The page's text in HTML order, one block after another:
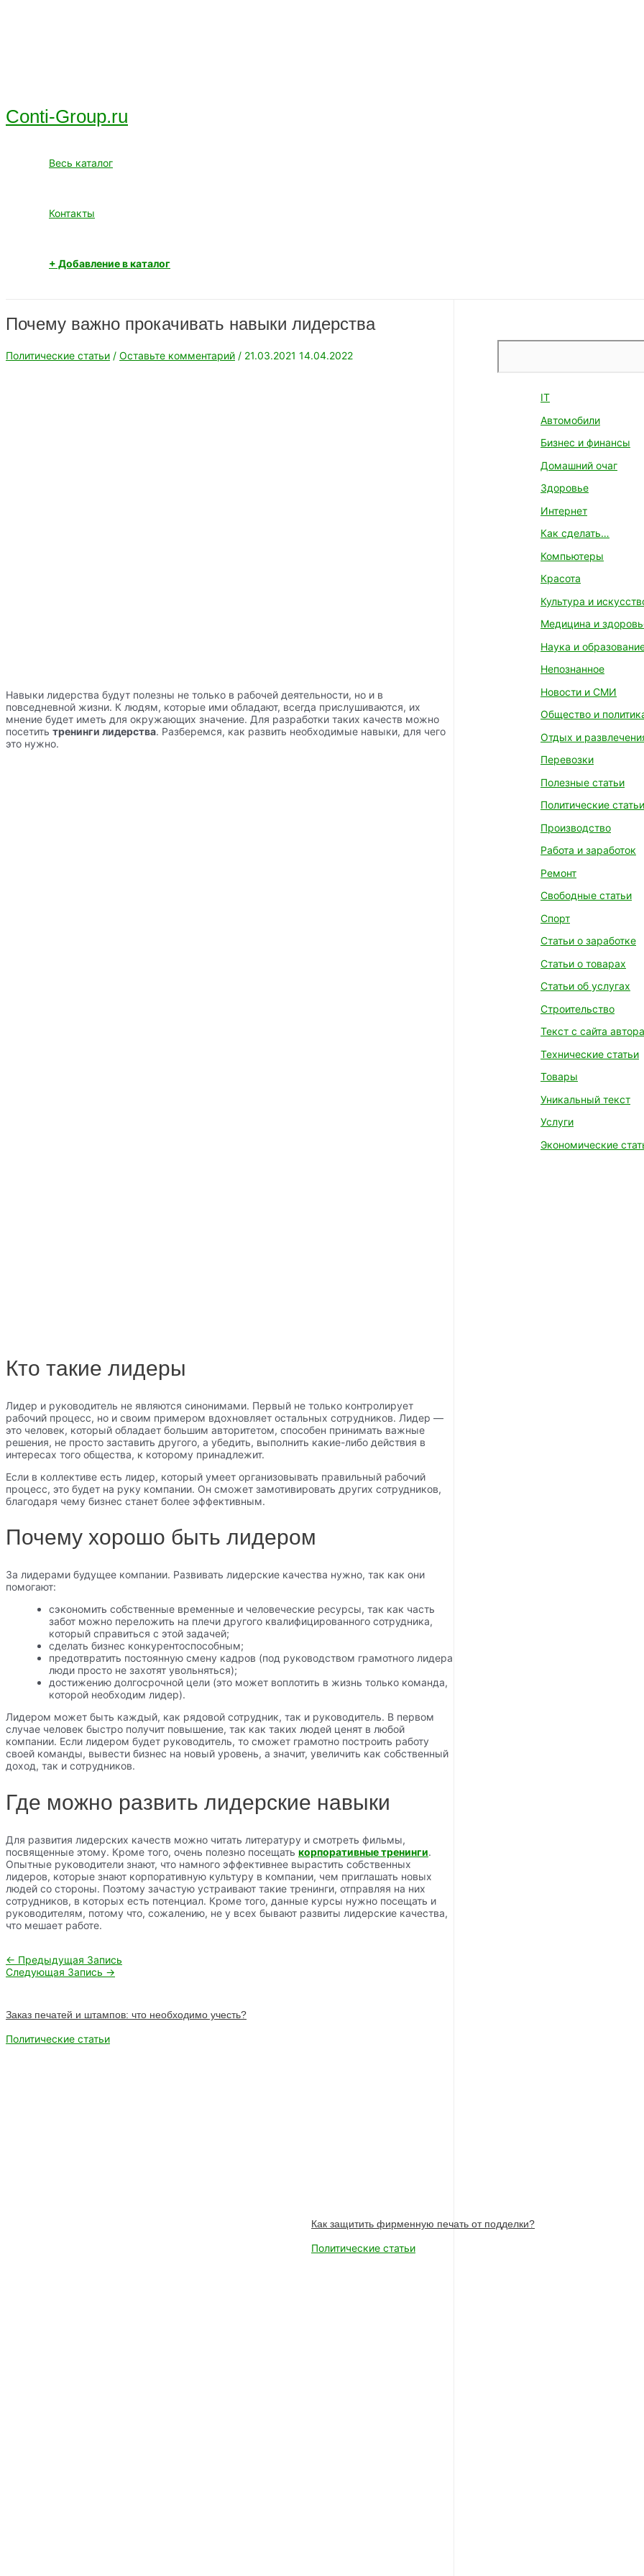
Conti-Group.ru
Весь каталог
Контакты
+ Добавление в каталог
Почему важно прокачивать навыки лидерства
Политические статьи / Оставьте комментарий / 21.03.2021 14.04.2022
Навыки лидерства будут полезны не только в рабочей деятельности, но и в
повседневной жизни. К людям, которые ими обладают, всегда прислушиваются, их
мнение будет иметь для окружающих значение. Для разработки таких качеств можно
посетить тренинги лидерства. Разберемся, как развить необходимые навыки, для чего
это нужно.
Кто такие лидеры
Лидер и руководитель не являются синонимами. Первый не только контролирует
рабочий процесс, но и своим примером вдохновляет остальных сотрудников. Лидер —
это человек, который обладает большим авторитетом, способен принимать важные
решения, не просто заставить другого, а убедить, выполнить какие-либо действия в
интересах того общества, к которому принадлежит.
Если в коллективе есть лидер, который умеет организовывать правильный рабочий
процесс, это будет на руку компании. Он сможет замотивировать других сотрудников,
благодаря чему бизнес станет более эффективным.
Почему хорошо быть лидером
За лидерами будущее компании. Развивать лидерские качества нужно, так как они
помогают:
сэкономить собственные временные и человеческие ресурсы, так как часть
забот можно переложить на плечи другого квалифицированного сотрудника,
который справиться с этой задачей;
сделать бизнес конкурентоспособным;
предотвратить постоянную смену кадров (под руководством грамотного лидера
люди просто не захотят увольняться);
достижению долгосрочной цели (это может воплотить в жизнь только команда,
которой необходим лидер).
Лидером может быть каждый, как рядовой сотрудник, так и руководитель. В первом
случае человек быстро получит повышение, так как таких людей ценят в любой
компании. Если лидером будет руководитель, то сможет грамотно построить работу
своей команды, вывести бизнес на новый уровень, а значит, увеличить как собственный
доход, так и сотрудников.
Где можно развить лидерские навыки
Для развития лидерских качеств можно читать литературу и смотреть фильмы,
посвященные этому. Кроме того, очень полезно посещать корпоративные тренинги.
Опытные руководители знают, что намного эффективнее вырастить собственных
лидеров, которые знают корпоративную культуру в компании, чем приглашать новых
людей со стороны. Поэтому зачастую устраивают такие тренинги, отправляя на них
сотрудников, в которых есть потенциал. Кроме того, данные курсы нужно посещать и
руководителям, потому что, сожалению, не у всех бывают развиты лидерские качества,
что мешает работе.
Навигация
по
← Предыдущая Запись
Следующая Запись →
Заказ печатей и штампов: что необходимо учесть?
Политические статьи
Как защитить фирменную печать от подделки?
Политические статьи
IT
Автомобили
Бизнес и финансы
Домашний очаг
Здоровье
Интернет
Как сделать…
Компьютеры
Красота
Культура и
Медицина и
Наука и
Непознанное
Новости и СМИ
Общество и
Отдых и
Перевозки
Полезные статьи
Политические статьи
Производство
Работа и заработок
Ремонт
Свободные статьи
Спорт
Статьи о заработке
Статьи о товарах
Статьи об услугах
Строительство
Текст с сайта автора
Технические статьи
Товары
Уникальный текст
Услуги
Экономические